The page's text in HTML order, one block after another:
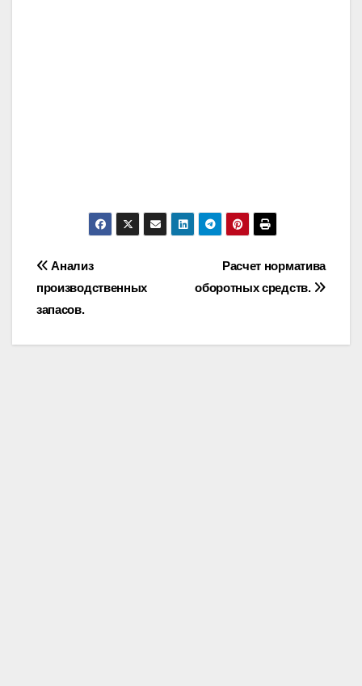
Post
navigation
Расчет норматива
оборотных средств.
Анализ
производственных
запасов.